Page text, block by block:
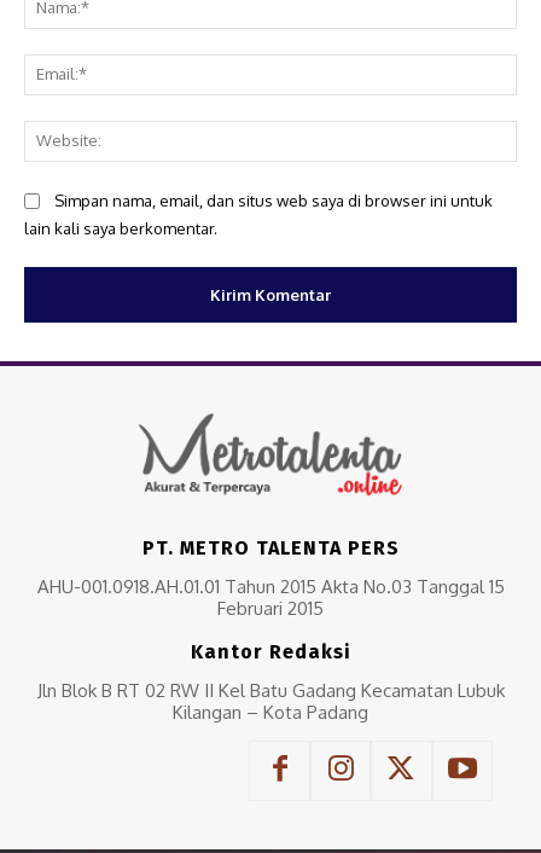
Simpan nama, email, dan situs web saya di browser ini untuk
lain kali saya berkomentar.
PT. METRO TALENTA PERS
AHU-001.0918.AH.01.01 Tahun 2015 Akta No.03 Tanggal 15
Februari 2015
Kantor Redaksi
Jln Blok B RT 02 RW II Kel Batu Gadang Kecamatan Lubuk
Kilangan – Kota Padang